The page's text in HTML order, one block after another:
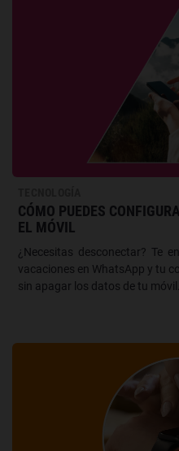
CÓMO PUEDES
EL MÓVIL
¿Necesitas desconectar? Te
vacaciones en WhatsApp y tu
sin apagar los datos de tu móvil.